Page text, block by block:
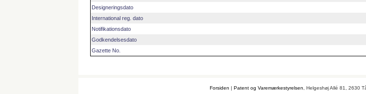
Designeringsdato
International reg. dato
Notifikationsdato
Godkendelsesdato
Gazette No.
Forsiden | Patent og Varemærkestyrelsen , Helgeshøj Allé 81, 2630